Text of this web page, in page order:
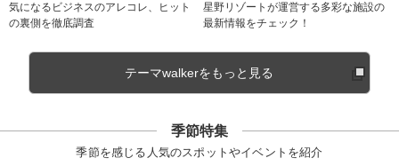
気になるビジネスのアレコレ、ヒット
の裏側を徹底調査
星野リゾートが運営する多彩な施設の
最新情報をチェック！
テーマwalkerをもっと見る
季節特集
季節を感じる人気のスポットやイベントを紹介